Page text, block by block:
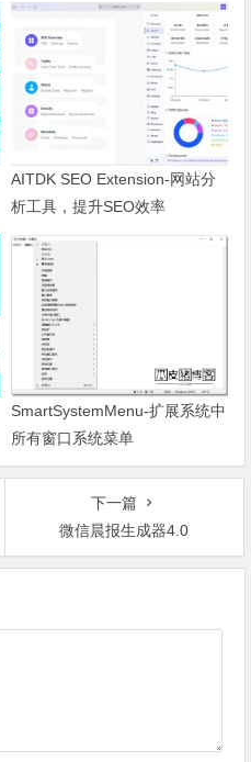
AITDK SEO Extension-网站分
析工具，提升SEO效率
SmartSystemMenu-扩展系统中
所有窗口系统菜单
下一篇
微信晨报生成器4.0